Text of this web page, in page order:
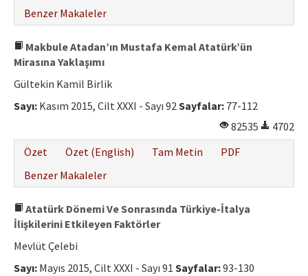
Benzer Makaleler
Makbule Atadan’ın Mustafa Kemal Atatürk’ün
Mirasına Yaklaşımı
Gültekin Kamil Birlik
Sayı: Kasım 2015, Cilt XXXI - Sayı 92Sayfalar: 77-112
82535
4702
Özet
Özet (English) Tam Metin
PDF
Benzer Makaleler
Atatürk Dönemi Ve Sonrasında Türkiye-İtalya
İlişkilerini Etkileyen Faktörler
Mevlüt Çelebi
Sayı: Mayıs 2015, Cilt XXXI - Sayı 91 Sayfalar:93-130